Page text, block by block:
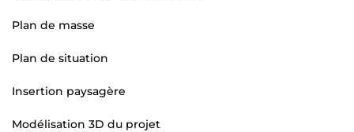
Plan de masse
Plan de situation
Insertion paysagère
Modélisation 3D du projet